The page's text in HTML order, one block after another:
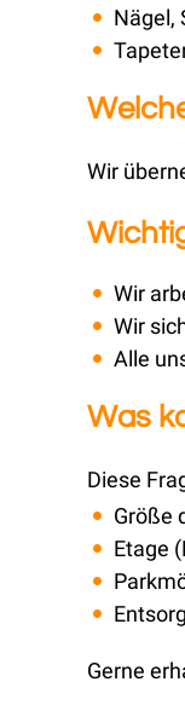
Nägel,
Wir
Wir
Wir
Alle
Was
Diese
Größe
Etage
Gerne